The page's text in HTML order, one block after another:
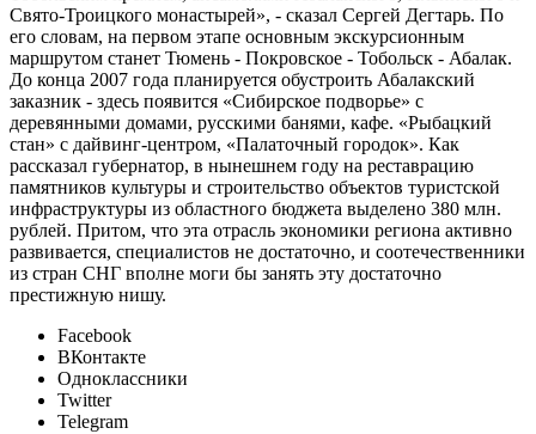
Свято-Троицкого монастырей», - сказал Сергей Дегтарь. По
его словам, на первом этапе основным экскурсионным
маршрутом станет Тюмень - Покровское - Тобольск - Абалак.
До конца 2007 года планируется обустроить Абалакский
заказник - здесь появится «Сибирское подворье» с
деревянными домами, русскими банями, кафе. «Рыбацкий
стан» с дайвинг-центром, «Палаточный городок». Как
рассказал губернатор, в нынешнем году на реставрацию
памятников культуры и строительство объектов туристской
инфраструктуры из областного бюджета выделено 380 млн.
рублей. Притом, что эта отрасль экономики региона активно
развивается, специалистов не достаточно, и соотечественники
из стран СНГ вполне моги бы занять эту достаточно
престижную нишу.
Facebook
ВКонтакте
Одноклассники
Twitter
Telegram